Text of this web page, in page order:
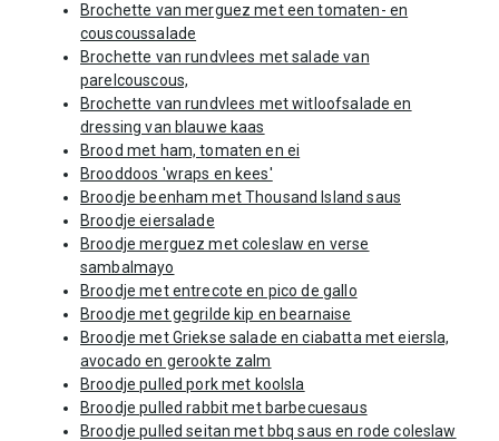
Brochette van merguez met een tomaten- en
couscoussalade
Brochette van rundvlees met salade van
parelcouscous,
Brochette van rundvlees met witloofsalade en
dressing van blauwe kaas
Brood met ham, tomaten en ei
Brooddoos 'wraps en kees'
Broodje beenham met Thousand Island saus
Broodje eiersalade
Broodje merguez met coleslaw en verse
sambalmayo
Broodje met entrecote en pico de gallo
Broodje met gegrilde kip en bearnaise
Broodje met Griekse salade en ciabatta met eiersla,
avocado en gerookte zalm
Broodje pulled pork met koolsla
Broodje pulled rabbit met barbecuesaus
Broodje pulled seitan met bbq saus en rode coleslaw